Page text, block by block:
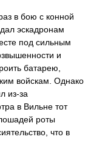
в бою с конной
эскадронам
под сильным
и
батарею,
войскам. Однако
из-за
в Вильне тот
роты
что в